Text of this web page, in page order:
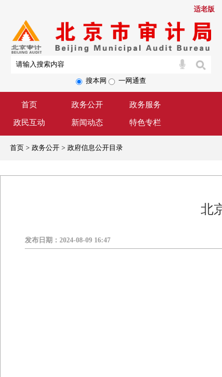
适老版
首页 政务公开 政务服务
政民互动 新闻动态 特色专栏
搜本网 一网通查
首页 > 政务公开 > 政府信息公开目录
北
发布日期： 2024-08-09 16:47